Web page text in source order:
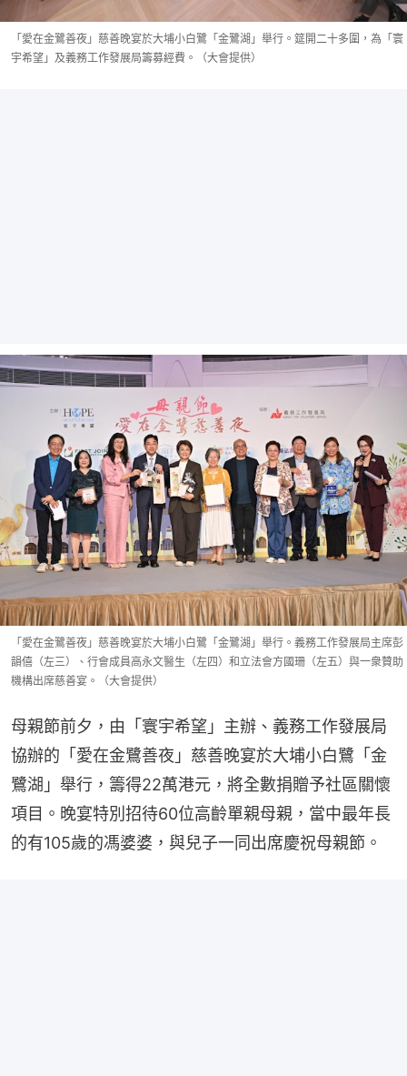
「愛在金鷺善夜」慈善晚宴於大埔小白鷺「金鷺湖」舉行。筵開二十多圍，為「寰
宇希望」及義務工作發展局籌募經費。（大會提供）
「愛在金鷺善夜」慈善晚宴於大埔小白鷺「金鷺湖」舉行。義務工作發展局主席彭
韻僖（左三）、行會成員高永文醫生（左四）和立法會方國珊（左五）與一衆贊助
機構出席慈善宴。（大會提供）
母親節前夕，由「寰宇希望」主辦、義務工作發展局
協辦的「愛在金鷺善夜」慈善晚宴於大埔小白鷺「金
鷺湖」舉行，籌得22萬港元，將全數捐贈予社區關懷
項目。晚宴特別招待60位高齡單親母親，當中最年長
的有105歲的馮婆婆，與兒子一同出席慶祝母親節。